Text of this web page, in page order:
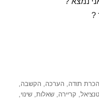
?
הכרת תודה,הערכה,הקשבה,
, קריירה,שאלות,שינוי,